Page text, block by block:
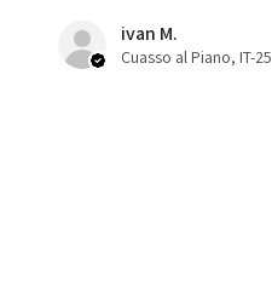
ivan M.
Cuasso al Piano, IT-25